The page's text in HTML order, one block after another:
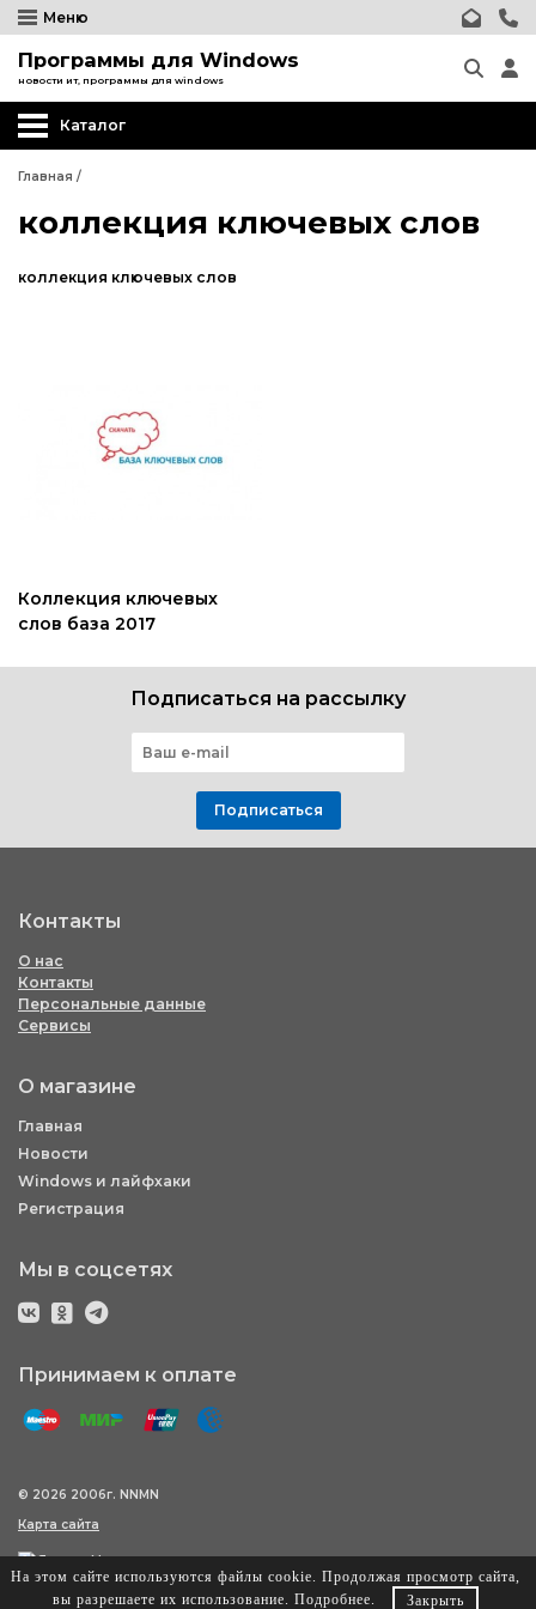
Меню
Программы для Windows
новости ит, программы для windows
Каталог
Главная /
коллекция ключевых слов
коллекция ключевых слов
Коллекция ключевых
слов база 2017
Подписаться на рассылку
Подписаться
Контакты
О нас
Контакты
Персональные данные
Сервисы
О магазине
Главная
Новости
Windows и лайфхаки
Регистрация
Мы в соцсетях
Принимаем к оплате
© 2026 2006г. NNMN
Карта сайта
На этом сайте используются файлы cookie. Продолжая просмотр сайта,
вы разрешаете их использование. Подробнее. Закрыть